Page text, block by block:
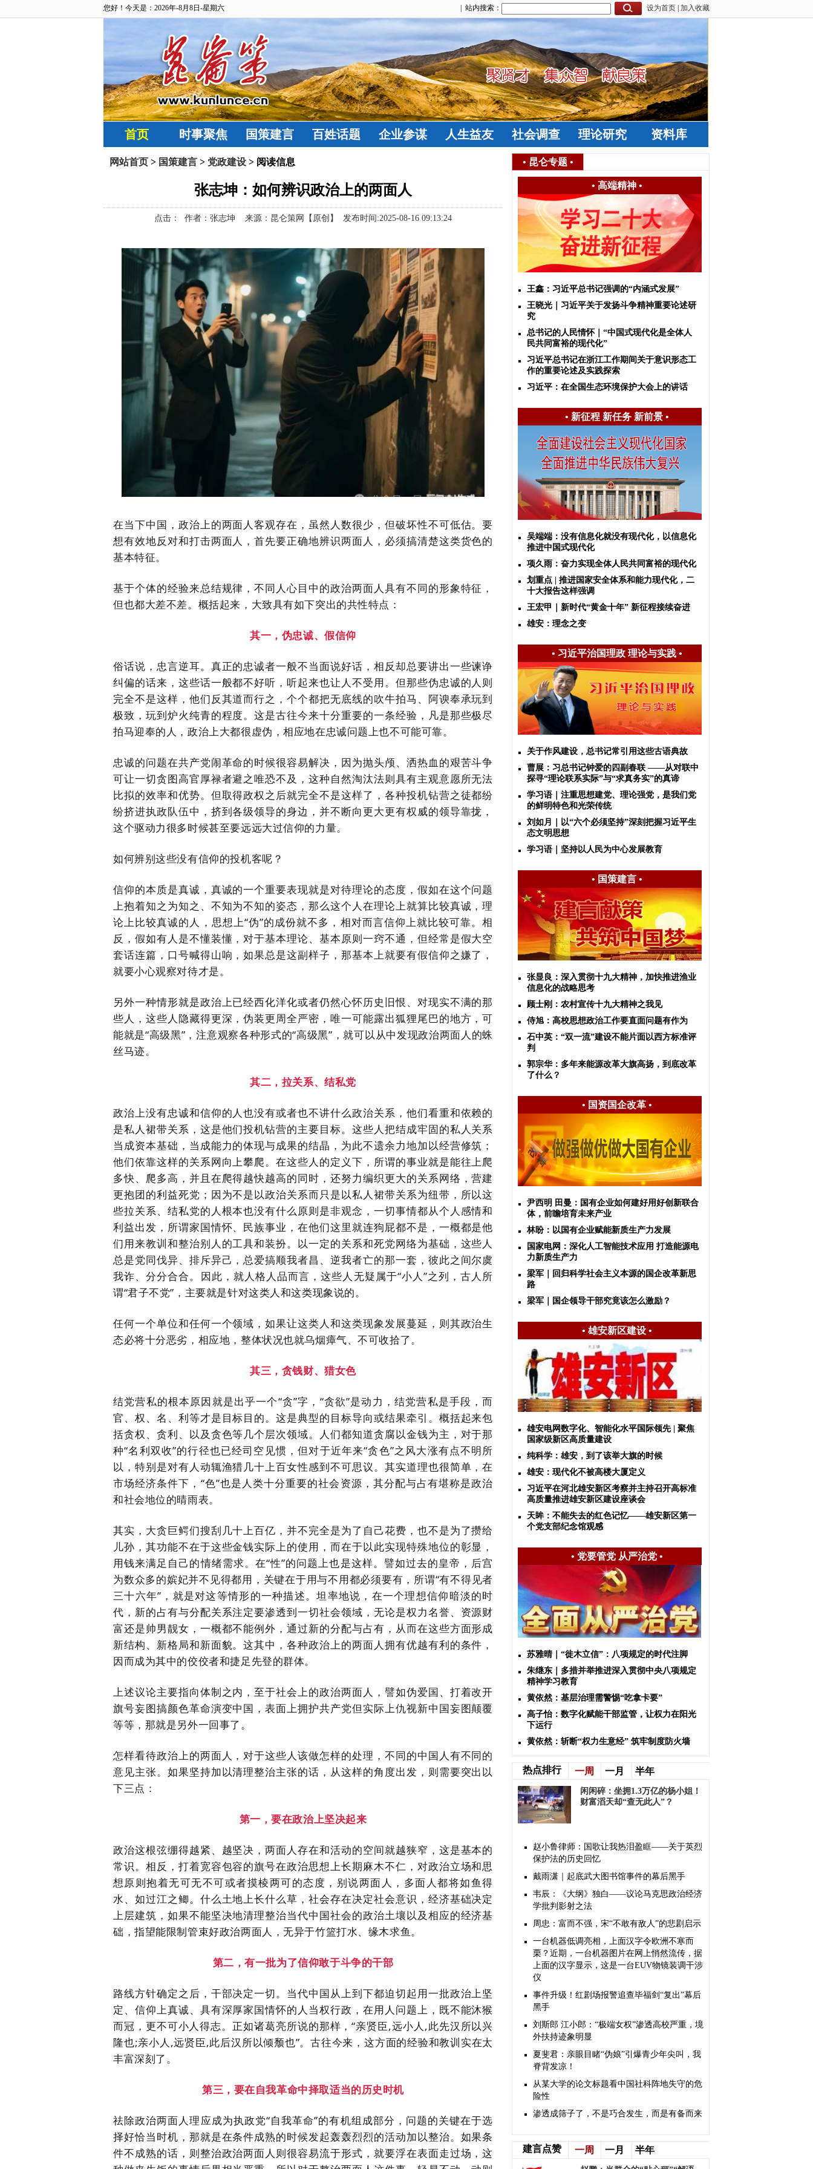
您好！今天是：2026年-8月8日-星期六 设为首页 加入收藏
| 站内搜索：
首页 时事聚焦 国策建言 百姓话题 企业参谋 人生益友 社会调查 理论研究 资料库
网站首页 > 国策建言 > 党政建设 > 阅读信息
张志坤：如何辨识政治上的两面人
点击： 作者：张志坤 来源：昆仑策网【原创】 发布时间:2025-08-16 09:13:24
在当下中国，政治上的两面人客观存在，虽然人数很少，但破坏性不可低估。要
想有效地反对和打击两面人，首先要正确地辨识两面人，必须搞清楚这类货色的
基本特征。
基于个体的经验来总结规律，不同人心目中的政治两面人具有不同的形象特征，
但也都大差不差。概括起来，大致具有如下突出的共性特点：
其一，伪忠诚、假信仰
俗话说，忠言逆耳。真正的忠诚者一般不当面说好话，相反却总要讲出一些谏诤
纠偏的话来，这些话一般都不好听，听起来也让人不受用。但那些伪忠诚的人则
完全不是这样，他们反其道而行之，个个都把无底线的吹牛拍马、阿谀奉承玩到
极致，玩到炉火纯青的程度。这是古往今来十分重要的一条经验，凡是那些极尽
拍马迎奉的人，政治上大都很虚伪，相应地在忠诚问题上也不可能可靠。
忠诚的问题在共产党闹革命的时候很容易解决，因为抛头颅、洒热血的艰苦斗争
可让一切贪图高官厚禄者避之唯恐不及，这种自然淘汰法则具有主观意愿所无法
比拟的效率和优势。但取得政权之后就完全不是这样了，各种投机钻营之徒都纷
纷挤进执政队伍中，挤到各级领导的身边，并不断向更大更有权威的领导靠拢，
这个驱动力很多时候甚至要远远大过信仰的力量。
如何辨别这些没有信仰的投机客呢？
信仰的本质是真诚，真诚的一个重要表现就是对待理论的态度，假如在这个问题
上抱着知之为知之、不知为不知的姿态，那么这个人在理论上就算比较真诚，理
论上比较真诚的人，思想上“伪”的成份就不多，相对而言信仰上就比较可靠。相
反，假如有人是不懂装懂，对于基本理论、基本原则一窍不通，但经常是假大空
套话连篇，口号喊得山响，如果总是这副样子，那基本上就要有假信仰之嫌了，
就要小心观察对待才是。
另外一种情形就是政治上已经西化洋化或者仍然心怀历史旧恨、对现实不满的那
些人，这些人隐藏得更深，伪装更周全严密，唯一可能露出狐狸尾巴的地方，可
能就是“高级黑”，注意观察各种形式的“高级黑”，就可以从中发现政治两面人的蛛
丝马迹。
其二，拉关系、结私党
政治上没有忠诚和信仰的人也没有或者也不讲什么政治关系，他们看重和依赖的
是私人裙带关系，这是他们投机钻营的主要目标。这些人把结成牢固的私人关系
当成资本基础，当成能力的体现与成果的结晶，为此不遗余力地加以经营修筑；
他们依靠这样的关系网向上攀爬。在这些人的定义下，所谓的事业就是能往上爬
多快、爬多高，并且在爬得越快越高的同时，还努力编织更大的关系网络，营建
更抱团的利益死党；因为不是以政治关系而只是以私人裙带关系为纽带，所以这
些拉关系、结私党的人根本也没有什么原则是非观念，一切事情都从个人感情和
利益出发，所谓家国情怀、民族事业，在他们这里就连狗屁都不是，一概都是他
们用来教训和整治别人的工具和装扮。以一定的关系和死党网络为基础，这些人
总是党同伐异、排斥异己，总爱搞顺我者昌、逆我者亡的那一套，彼此之间尔虞
我诈、分分合合。因此，就人格人品而言，这些人无疑属于“小人”之列，古人所
谓“君子不党”，主要就是针对这类人和这类现象说的。
任何一个单位和任何一个领域，如果让这类人和这类现象发展蔓延，则其政治生
态必将十分恶劣，相应地，整体状况也就乌烟瘴气、不可收拾了。
其三，贪钱财、猎女色
结党营私的根本原因就是出乎一个“贪”字，“贪欲”是动力，结党营私是手段，而
官、权、名、利等才是目标目的。这是典型的目标导向或结果牵引。概括起来包
括贪权、贪利、以及贪色等几个层次领域。人们都知道贪腐以金钱为主，对于那
种“名利双收”的行径也已经司空见惯，但对于近年来“贪色”之风大涨有点不明所
以，特别是对有人动辄渔猎几十上百女性感到不可思议。其实道理也很简单，在
市场经济条件下，“色”也是人类十分重要的社会资源，其分配与占有堪称是政治
和社会地位的晴雨表。
其实，大贪巨鳄们搜刮几十上百亿，并不完全是为了自己花费，也不是为了攒给
儿孙，其功能不在于这些金钱实际上的使用，而在于以此实现特殊地位的彰显，
用钱来满足自己的情绪需求。在“性”的问题上也是这样。譬如过去的皇帝，后宫
为数众多的嫔妃并不见得都用，关键在于用与不用都必须要有，所谓“有不得见者
三十六年”，就是对这等情形的一种描述。坦率地说，在一个理想信仰暗淡的时
代，新的占有与分配关系注定要渗透到一切社会领域，无论是权力名誉、资源财
富还是帅男靓女，一概都不能例外，通过新的分配与占有，从而在这些方面形成
新结构、新格局和新面貌。这其中，各种政治上的两面人拥有优越有利的条件，
因而成为其中的佼佼者和捷足先登的群体。
上述议论主要指向体制之内，至于社会上的政治两面人，譬如伪爱国、打着改开
旗号妄图搞颜色革命演变中国，表面上拥护共产党但实际上仇视新中国妄图颠覆
等等，那就是另外一回事了。
怎样看待政治上的两面人，对于这些人该做怎样的处理，不同的中国人有不同的
意见主张。如果坚持加以清理整治主张的话，从这样的角度出发，则需要突出以
下三点：
第一，要在政治上坚决起来
政治这根弦绷得越紧、越坚决，两面人存在和活动的空间就越狭窄，这是基本的
常识。相反，打着宽容包容的旗号在政治思想上长期麻木不仁，对政治立场和思
想原则抱着无可无不可或者摸棱两可的态度，别说两面人，多面人都将如鱼得
水、如过江之鲫。什么土地上长什么草，社会存在决定社会意识，经济基础决定
上层建筑，如果不能坚决地清理整治当代中国社会的政治土壤以及相应的经济基
础，指望能限制管束好政治两面人，无异于竹篮打水、缘木求鱼。
第二，有一批为了信仰敢于斗争的干部
路线方针确定之后，干部决定一切。当代中国从上到下都迫切起用一批政治上坚
定、信仰上真诚、具有深厚家国情怀的人当权行政，在用人问题上，既不能沐猴
而冠，更不可小人得志。正如诸葛亮所说的那样，“亲贤臣,远小人,此先汉所以兴
隆也;亲小人,远贤臣,此后汉所以倾颓也”。古往今来，这方面的经验和教训实在太
丰富深刻了。
第三，要在自我革命中择取适当的历史时机
祛除政治两面人理应成为执政党“自我革命”的有机组成部分，问题的关键在于选
择好恰当时机，那就是在条件成熟的时候发起轰轰烈烈的活动加以整治。如果条
件不成熟的话，则整治政治两面人则很容易流于形式，就要浮在表面走过场，这
• 昆仑专题 •
• 高端精神•
王鑫：习近平总书记强调的“内涵式发展”
王晓光｜习近平关于发扬斗争精神重要论述研
究
总书记的人民情怀｜“中国式现代化是全体人
民共同富裕的现代化”
习近平总书记在浙江工作期间关于意识形态工
作的重要论述及实践探索
习近平：在全国生态环境保护大会上的讲话
• 新征程 新任务 新前景•
吴端端：没有信息化就没有现代化，以信息化
推进中国式现代化
项久雨：奋力实现全体人民共同富裕的现代化
划重点 | 推进国家安全体系和能力现代化，二
十大报告这样强调
王宏甲｜新时代“黄金十年” 新征程接续奋进
雄安：理念之变
• 习近平治国理政 理论与实践•
关于作风建设，总书记常引用这些古语典故
曹展：习总书记钟爱的四副春联 ——从对联中
探寻“理论联系实际”与“求真务实”的真谛
学习语｜注重思想建党、理论强党，是我们党
的鲜明特色和光荣传统
刘如月｜以“六个必须坚持”深刻把握习近平生
态文明思想
学习语｜坚持以人民为中心发展教育
• 国策建言•
张显良：深入贯彻十九大精神，加快推进渔业
信息化的战略思考
顾士刚：农村宣传十九大精神之我见
侍旭：高校思想政治工作要直面问题有作为
石中英：“双一流”建设不能片面以西方标准评
判
郭宗华：多年来能源改革大旗高扬，到底改革
了什么？
• 国资国企改革•
尹西明 田曼：国有企业如何建好用好创新联合
体，前瞻培育未来产业
林盼：以国有企业赋能新质生产力发展
国家电网：深化人工智能技术应用 打造能源电
力新质生产力
梁军｜回归科学社会主义本源的国企改革新思
路
梁军｜国企领导干部究竟该怎么激励？
• 雄安新区建设•
雄安电网数字化、智能化水平国际领先 | 聚焦
国家级新区高质量建设
纯科学：雄安，到了该举大旗的时候
雄安：现代化不被高楼大厦定义
习近平在河北雄安新区考察并主持召开高标准
高质量推进雄安新区建设座谈会
天眸：不能失去的红色记忆——雄安新区第一
个党支部纪念馆观感
• 党要管党 从严治党•
苏雅晴｜“徙木立信”：八项规定的时代注脚
朱继东｜多措并举推进深入贯彻中央八项规定
精神学习教育
黄依然：基层治理需警惕“吃拿卡要”
高子怡：数字化赋能干部监管，让权力在阳光
下运行
黄依然：斩断“权力生意经” 筑牢制度防火墙
热点排行 一周 一月 半年
闲闲碎：坐拥1.3万亿的杨小姐！
财富滔天却“查无此人”？
赵小鲁律师：国歌让我热泪盈眶——关于英烈
保护法的历史回忆
戴雨潇｜起底武大图书馆事件的幕后黑手
韦辰：《大纲》独白——议论马克思政治经济
学批判影射之法
周忠：富而不强，宋“不敢有敌人”的悲剧启示
一台机器低调亮相，上面汉字令欧洲不寒而
栗？近期，一台机器图片在网上悄然流传，据
上面的汉字显示，这是一台EUV物镜装调干涉
仪
事件升级！红剧场报警追查毕福剑“复出”幕后
黑手
刘斯郎 江小郎：“极端女权”渗透高校严重，境
外扶持迹象明显
夏斐君：亲眼目睹“伪娘”引爆青少年尖叫，我
脊背发凉！
从某大学的论文标题看中国社科阵地失守的危
险性
渗透成筛子了，不是巧合发生，而是有备而来
建言点赞 一周 一月 半年